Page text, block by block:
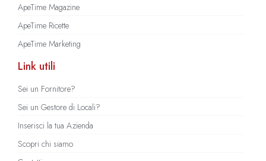
ApeTime Magazine
ApeTime Ricette
ApeTime Marketing
Link utili
Sei un Fornitore?
Sei un Gestore di Locali?
Inserisci la tua Azienda
Scopri chi siamo